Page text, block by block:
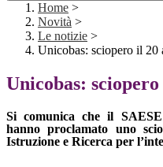
Home >
Novità >
Le notizie >
Unicobas: sciopero il 20
Unicobas:
Si comunica che il
hanno proclamato uno
Istruzione e Ricerca per